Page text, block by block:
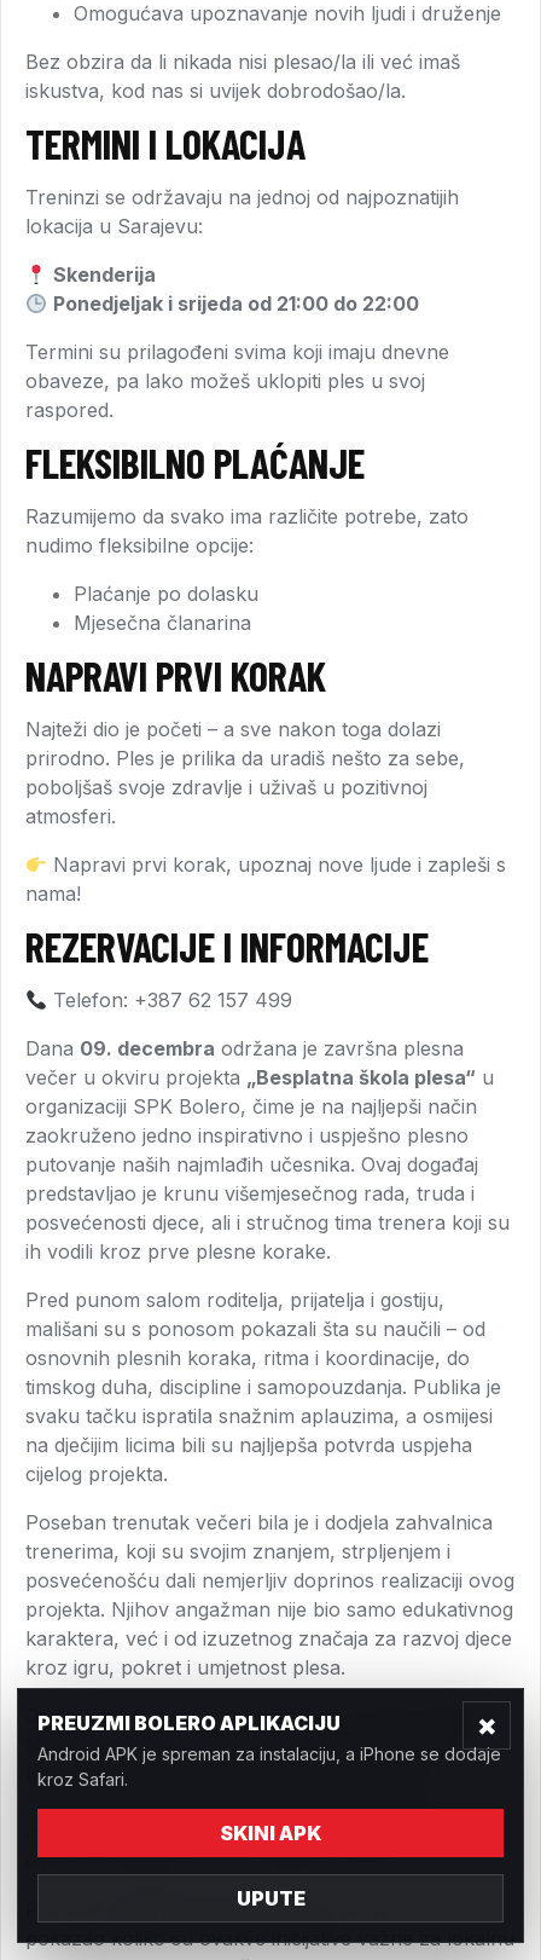
Omogućava upoznavanje novih ljudi i druženje
Bez obzira da li nikada nisi plesao/la ili već imaš
iskustva, kod nas si uvijek dobrodošao/la.
TERMINI I LOKACIJA
Treninzi se održavaju na jednoj od najpoznatijih
lokacija u Sarajevu:
Skenderija
Ponedjeljak i srijeda od 21:00 do 22:00
Termini su prilagođeni svima koji imaju dnevne
obaveze, pa lako možeš uklopiti ples u svoj
raspored.
FLEKSIBILNO PLAĆANJE
Razumijemo da svako ima različite potrebe, zato
nudimo fleksibilne opcije:
Plaćanje po dolasku
Mjesečna članarina
NAPRAVI PRVI KORAK
Najteži dio je početi – a sve nakon toga dolazi
prirodno. Ples je prilika da uradiš nešto za sebe,
poboljšaš svoje zdravlje i uživaš u pozitivnoj
atmosferi.
Napravi prvi korak, upoznaj nove ljude i zapleši s
nama!
REZERVACIJE I INFORMACIJE
Telefon: +387 62 157 499
Dana 09. decembra održana je završna plesna
večer u okviru projekta „Besplatna škola plesa“ u
organizaciji SPK Bolero, čime je na najljepši način
zaokruženo jedno inspirativno i uspješno plesno
putovanje naših najmlađih učesnika. Ovaj događaj
predstavljao je krunu višemjesečnog rada, truda i
posvećenosti djece, ali i stručnog tima trenera koji su
ih vodili kroz prve plesne korake.
Pred punom salom roditelja, prijatelja i gostiju,
mališani su s ponosom pokazali šta su naučili – od
osnovnih plesnih koraka, ritma i koordinacije, do
timskog duha, discipline i samopouzdanja. Publika je
svaku tačku ispratila snažnim aplauzima, a osmijesi
na dječijim licima bili su najljepša potvrda uspjeha
cijelog projekta.
Poseban trenutak večeri bila je i dodjela zahvalnica
trenerima, koji su svojim znanjem, strpljenjem i
posvećenošću dali nemjerljiv doprinos realizaciji ovog
projekta. Njihov angažman nije bio samo edukativnog
karaktera, već i od izuzetnog značaja za razvoj djece
kroz igru, pokret i umjetnost plesa.
Ovaj projekat ne bi bio moguć bez podrške
Općine
Novi Grad Sarajevoi Federalnog ministarstva
kulture i sporta
zahvalnost za ukazano povjerenje, finansijsku i
institucionalnu podršku, te prepoznavanje značaja
ovakvih inicijativa za razvoj djece i mladih.
„Besplatna škola plesa“
pokazao koliko su ovakve inicijative važne za lokalnu
PREUZMI BOLERO APLIKACIJU
Android APK je spreman za instalaciju, a iPhone se dodaje
kroz Safari.
SKINI APK
UPUTE
×